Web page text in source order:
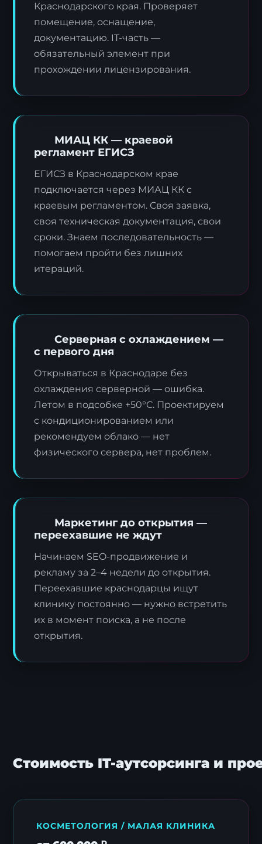
Краснодарского края. Проверяет
помещение, оснащение,
документацию. IT-часть —
обязательный элемент при
прохождении лицензирования.
МИАЦ КК — краевой
регламент ЕГИСЗ
ЕГИСЗ в Краснодарском крае
подключается через МИАЦ КК с
краевым регламентом. Своя заявка,
своя техническая документация, свои
сроки. Знаем последовательность —
помогаем пройти без лишних
итераций.
Серверная с охлаждением —
с первого дня
Открываться в Краснодаре без
охлаждения серверной — ошибка.
Летом в подсобке +50°C. Проектируем
с кондиционированием или
рекомендуем облако — нет
физического сервера, нет проблем.
Маркетинг до открытия —
переехавшие не ждут
Начинаем SEO-продвижение и
рекламу за 2–4 недели до открытия.
Переехавшие краснодарцы ищут
клинику постоянно — нужно встретить
их в момент поиска, а не после
открытия.
Стоимость IT-аутсорсинга и
КОСМЕТОЛОГИЯ / МАЛАЯ КЛИНИКА